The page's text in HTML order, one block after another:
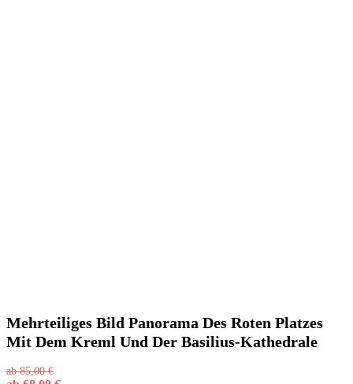
Mehrteiliges Bild Panorama Des Roten Platzes
Mit Dem Kreml Und Der Basilius-Kathedrale
ab85,00€